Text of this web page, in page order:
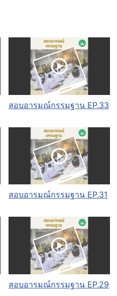
สอบอารมณ์กรรมฐาน EP.33
สอบอารมณ์กรรมฐาน EP.31
สอบอารมณ์กรรมฐาน EP.29